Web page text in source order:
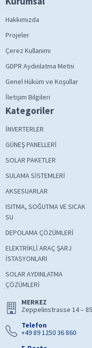
Hakkımızda
Projeler
Çerez Kullanımı
GDPR Aydınlatma Metni
Genel Hüküm ve Koşullar
İletişim Bilgileri
Kategoriler
İNVERTERLER
GÜNEŞ PANELLERİ
SOLAR PAKETLER
SULAMA SİSTEMLERİ
AKSESUARLAR
ISITMA, SOĞUTMA VE SICAK
SU
DEPOLAMA ÇÖZÜMLERİ
ELEKTRİKLİ ARAÇ ŞARJ
İSTASYONLARI
SOLAR AYDINLATMA
ÇÖZÜMLERİ
MERKEZ
Zeppelinstrasse 14 –
Telefon
+49 89 1250 36 860